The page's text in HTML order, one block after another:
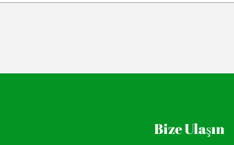
Bize Ulaşın